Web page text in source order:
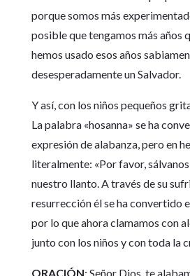
porque somos más
posible que tengamos más años
hemos usado esos años
desesperadamente un Salvador.
Y así, con los niños pequeños
La palabra «hosanna» se ha
expresión de alabanza, pero en
literalmente: «Por favor,
nuestro llanto. A través de su
resurrección él se ha convertido
por lo que ahora clamamos con
junto con los niños y con toda la
ORACIÓN: Señor Dios, te